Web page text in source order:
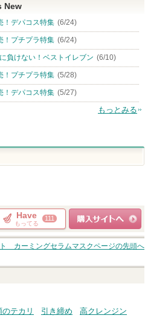
New
！デパコス特集 (6/24)
！プチプラ特集 (6/24)
負けない！ベストイレブン (6/10)
！プチプラ特集 (5/28)
！デパコス特集 (5/27)
もっとみる
Have
もってる
111
ショッピングサイト
へ
カーミングセラムマスクページの先頭へ
のテカリ 引き締め
高クレンジン